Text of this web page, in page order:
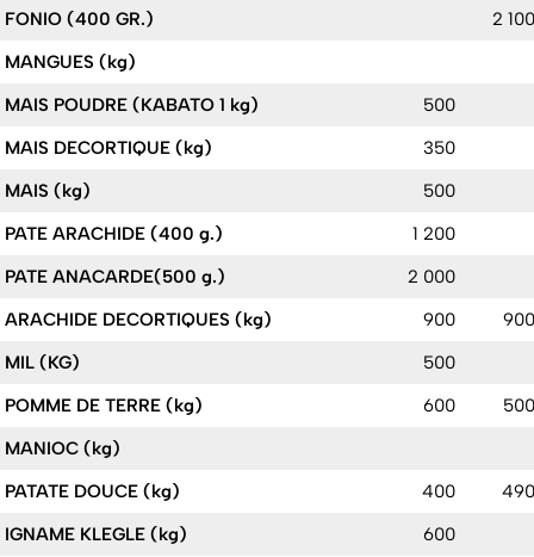
FONIO (400 GR.)
2 100
MANGUES (kg)
MAIS POUDRE (KABATO 1 kg)
500
MAIS DECORTIQUE (kg)
350
MAIS (kg)
500
PATE ARACHIDE (400 g.)
1 200
PATE ANACARDE(500 g.)
2 000
ARACHIDE DECORTIQUES (kg)
900
900
MIL (KG)
500
POMME DE TERRE (kg)
600
500
MANIOC (kg)
PATATE DOUCE (kg)
400
490
IGNAME KLEGLE (kg)
600